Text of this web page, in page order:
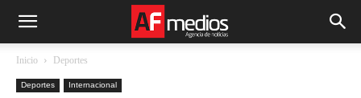
Inicio Deportes
Deportes Internacional